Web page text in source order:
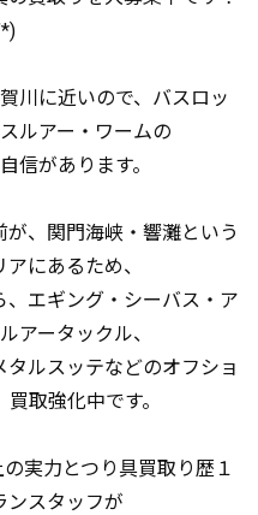
川に近いので、バスロッ
ルアー・ワームの
信があります。
、関門海峡・響灘という
にあるため、
エギング・シーバス・ア
アータックル、
ルスッテなどのオフショ
取強化中です。
実力とつり具買取り歴１
ンスタッフが